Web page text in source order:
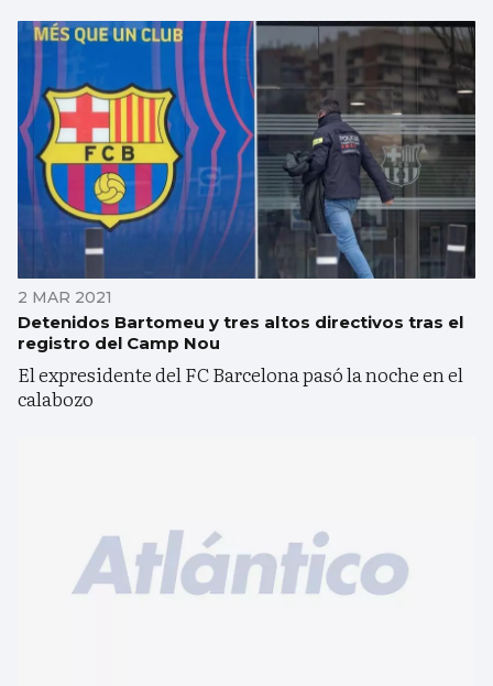
2 MAR 2021
Detenidos Bartomeu y tres altos directivos tras el
registro del Camp Nou
El expresidente del FC Barcelona pasó la noche en el
calabozo